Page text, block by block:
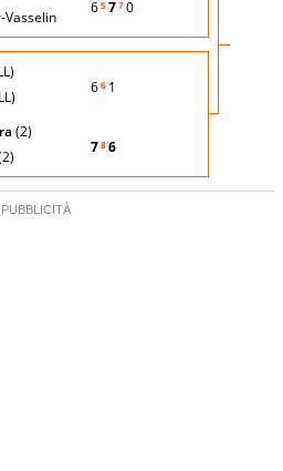
6 5 7 7 0
Vasselin
Punteggio
6 6 1
(2)
7 8 6